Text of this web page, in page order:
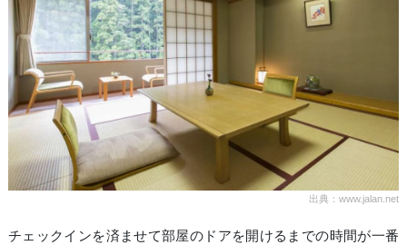
出典：www.jalan.net
チェックインを済ませて部屋のドアを開けるまでの時間が一番